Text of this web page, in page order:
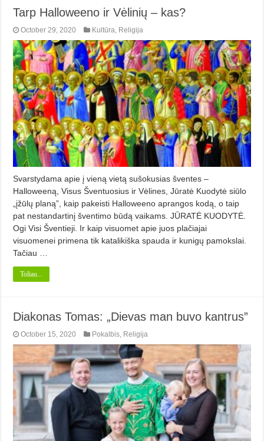
Tarp Halloweeno ir Vėlinių – kas?
October 29, 2020 Kultūra, Religija
Svarstydama apie į vieną vietą sušokusias šventes –
Halloweeną, Visus Šventuosius ir Vėlines, Jūratė Kuodytė siūlo
„įžūlų planą”, kaip pakeisti Halloweeno aprangos kodą, o taip
pat nestandartinį šventimo būdą vaikams. JŪRATĖ KUODYTĖ.
Ogi Visi Šventieji. Ir kaip visuomet apie juos plačiajai
visuomenei primena tik katalikiška spauda ir kunigų pamokslai.
Tačiau …
Toliau...
Diakonas Tomas: „Dievas man buvo kantrus”
October 15, 2020 Pokalbis, Religija